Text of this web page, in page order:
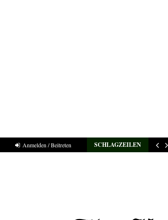
Anmelden / Beitreten SCHLAGZEILEN